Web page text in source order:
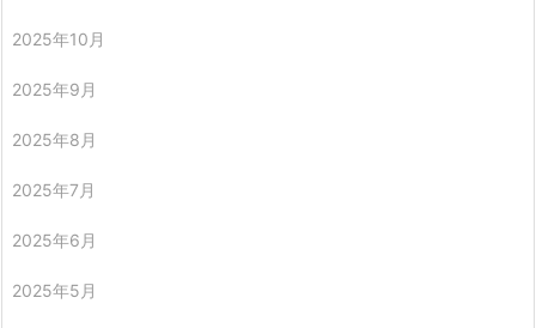
2025年10月
2025年9月
2025年8月
2025年7月
2025年6月
2025年5月